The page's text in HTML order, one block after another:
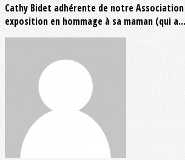
Cathy Bidet adhérente de notre
exposition en hommage à sa maman (qui a...